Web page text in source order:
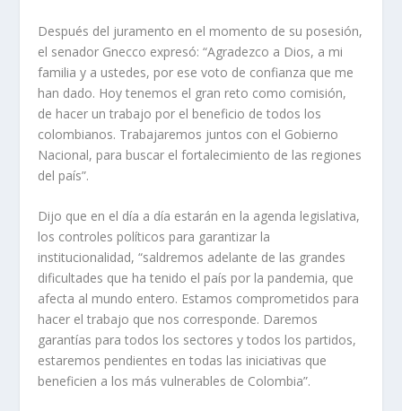
Después del juramento en el momento de su posesión,
el senador Gnecco expresó: “Agradezco a Dios, a mi
familia y a ustedes, por ese voto de confianza que me
han dado. Hoy tenemos el gran reto como comisión,
de hacer un trabajo por el beneficio de todos los
colombianos. Trabajaremos juntos con el Gobierno
Nacional, para buscar el fortalecimiento de las regiones
del país”.
Dijo que en el día a día estarán en la agenda legislativa,
los controles políticos para garantizar la
institucionalidad, “saldremos adelante de las grandes
dificultades que ha tenido el país por la pandemia, que
afecta al mundo entero. Estamos comprometidos para
hacer el trabajo que nos corresponde. Daremos
garantías para todos los sectores y todos los partidos,
estaremos pendientes en todas las iniciativas que
beneficien a los más vulnerables de Colombia”.